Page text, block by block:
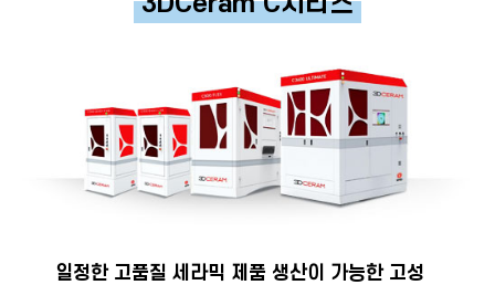
일정한 고품질 세라믹 제품 생산이 가능한 고성